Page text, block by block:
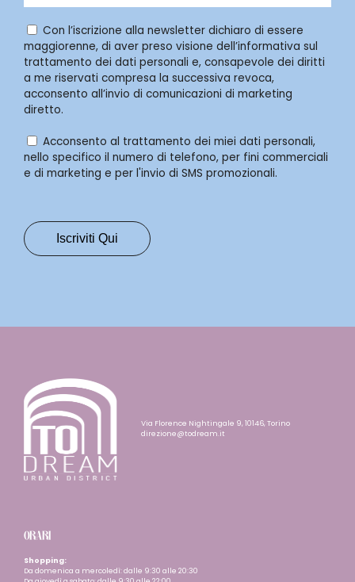
Con l’iscrizione alla newsletter dichiaro di essere
maggiorenne, di aver preso visione dell’informativa sul
trattamento dei dati personali e, consapevole dei diritti
a me riservati compresa la successiva revoca,
acconsento all’invio di comunicazioni di marketing
diretto.
Acconsento al trattamento dei miei dati personali,
nello specifico il numero di telefono, per fini commerciali
e di marketing e per l'invio di SMS promozionali.
Via Florence Nightingale 9, 10146, Torino
direzione@todream.it
ORARI
Shopping:
Da domenica a mercoledì: dalle 9:30 alle 20:30